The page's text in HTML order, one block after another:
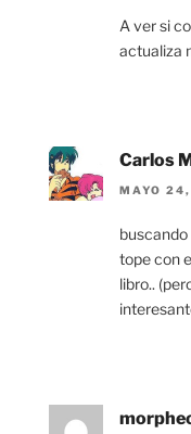
A ver si
actualiza
Carlos
MAYO
tope con
libro..